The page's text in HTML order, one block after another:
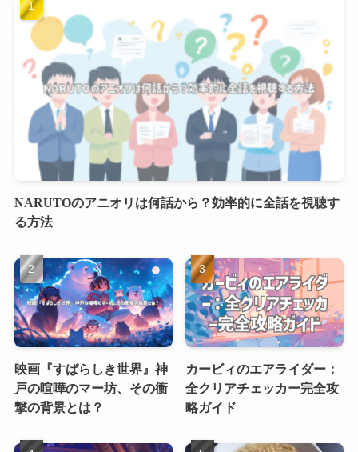
NARUTOのアニオリは何話から？効率的に全話を視聴す
る方法
映画『すばらしき世界』神
戸の喧嘩のマー坊、その衝
撃の背景とは？
カービィのエアライダー：
全クリアチェッカー完全攻
略ガイド